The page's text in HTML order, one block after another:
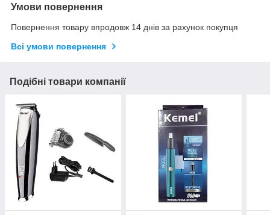
Умови повернення
Повернення товару впродовж 14 днів за рахунок покупця
Всі умови повернення
Подібні товари компанії